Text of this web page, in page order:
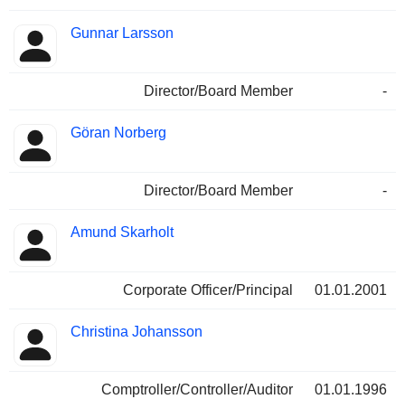
Gunnar Larsson
Director/Board Member -
Göran Norberg
Director/Board Member -
Amund Skarholt
Corporate Officer/Principal 01.01.2001
Christina Johansson
Comptroller/Controller/Auditor
01.01.1996